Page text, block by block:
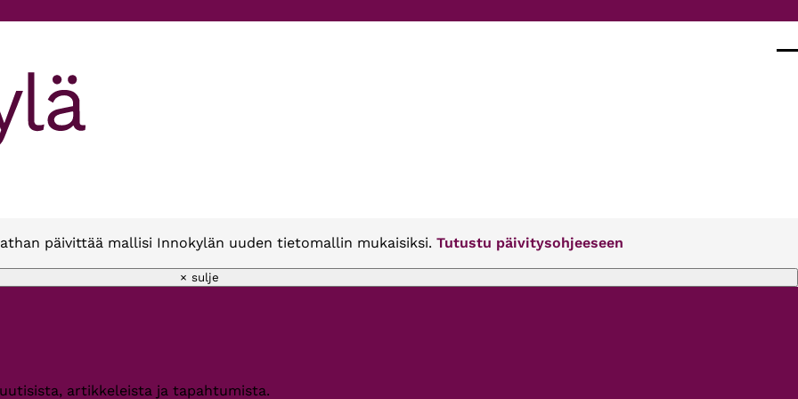
päivittää mallisi Innokylän uuden tietomallin mukaisiksi. Tutustu päivitysohjeeseen
× sulje
artikkeleista ja tapahtumista.